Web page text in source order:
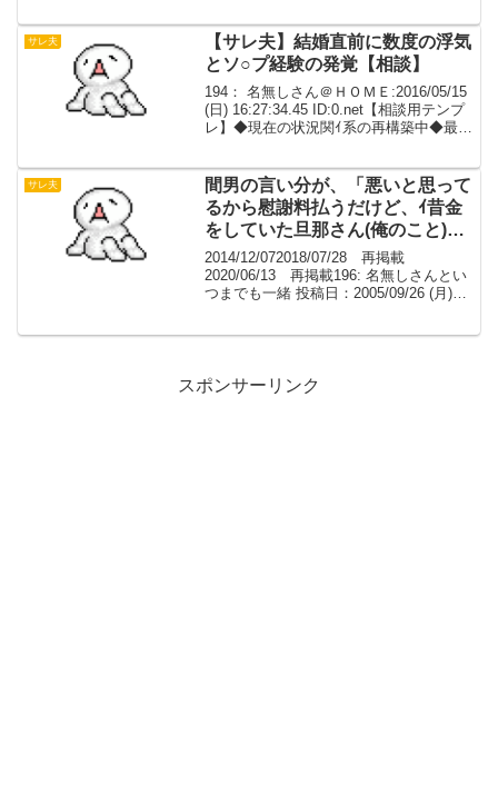
た 元嫁の妊娠前に義実家で食...
サレ夫
【サレ夫】結婚直前に数度の浮気
とソ○プ経験の発覚【相談】
194： 名無しさん＠ＨＯＭＥ:2016/05/15
(日) 16:27:34.45 ID:0.net【相談用テンプ
レ】◆現在の状況関ｲ系の再構築中◆最終
後半・技術職...
サレ夫
間男の言い分が、「悪いと思って
るから慰謝料払うだけど、ｲ昔金
をしていた旦那さん(俺のこと)に
も過失があるから俺は100％は悪
くない、だから調停する」
2014/12/072018/07/28 再掲載
2020/06/13 再掲載196: 名無しさんとい
つまでも一緒 投稿日：2005/09/26 (月)
スポンサーリンク